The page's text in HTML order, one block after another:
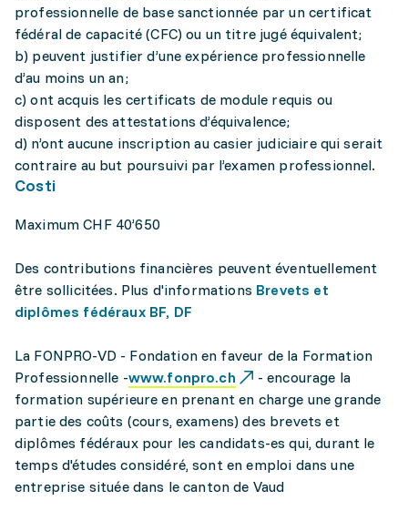
professionnelle de base sanctionnée par un certificat
fédéral de capacité (CFC) ou un titre jugé équivalent;
b) peuvent justifier d’une expérience professionnelle
d’au moins un an;
c) ont acquis les certificats de module requis ou
disposent des attestations d’équivalence;
d) n’ont aucune inscription au casier judiciaire qui serait
contraire au but poursuivi par l’examen professionnel.
Costi
Maximum CHF 40’650
Des contributions financières peuvent éventuellement
être sollicitées. Plus d'informations Brevets et
diplômes fédéraux BF, DF
La FONPRO-VD - Fondation en faveur de la Formation
Professionnelle -www.fonpro.ch
- encourage la
formation supérieure en prenant en charge une grande
partie des coûts (cours, examens) des brevets et
diplômes fédéraux pour les candidats-es qui, durant le
temps d'études considéré, sont en emploi dans une
entreprise située dans le canton de Vaud